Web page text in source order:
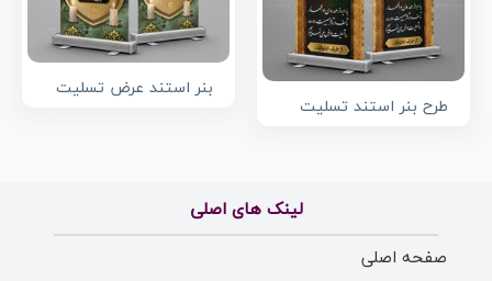
بنر استند عرض تسلیت
طرح بنر استند تسلیت
لینک های اصلی
صفحه اصلی